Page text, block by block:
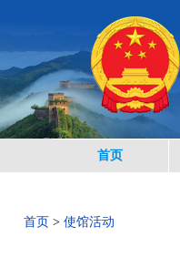
首页
首页 > 使馆活动